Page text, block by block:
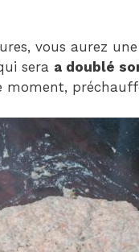
vous aurez
sera a doublé
moment,